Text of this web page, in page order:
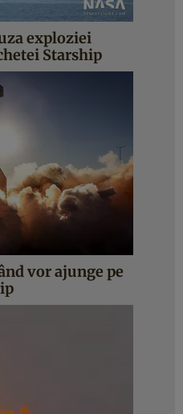
exploziei
Starship
vor ajunge pe